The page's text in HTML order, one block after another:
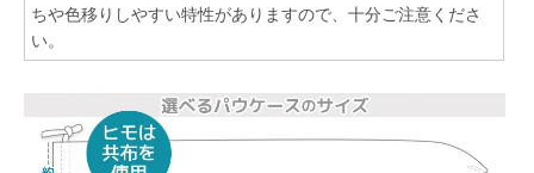
ちや色移りしやすい特性がありますので、十分ご注意くださ
い。